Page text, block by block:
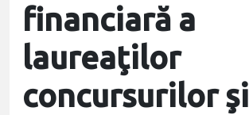
financiară a
laureaţilor
concursurilor şi